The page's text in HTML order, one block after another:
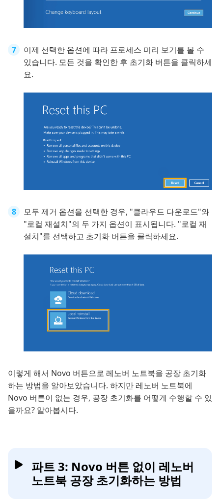
이제 선택한 옵션에 따라 프로세스 미리 보기를 볼 수
있습니다. 모든 것을 확인한 후 초기화 버튼을 클릭하세
요.
모두 제거 옵션을 선택한 경우, "클라우드 다운로드"와
"로컬 재설치"의 두 가지 옵션이 표시됩니다. "로컬 재
설치"를 선택하고 초기화 버튼을 클릭하세요.
이렇게 해서 Novo 버튼으로 레노버 노트북을 공장 초기화
하는 방법을 알아보았습니다. 하지만 레노버 노트북에
Novo 버튼이 없는 경우, 공장 초기화를 어떻게 수행할 수 있
을까요? 알아봅시다.
파트 3: Novo 버튼 없이 레노버
노트북 공장 초기화하는 방법